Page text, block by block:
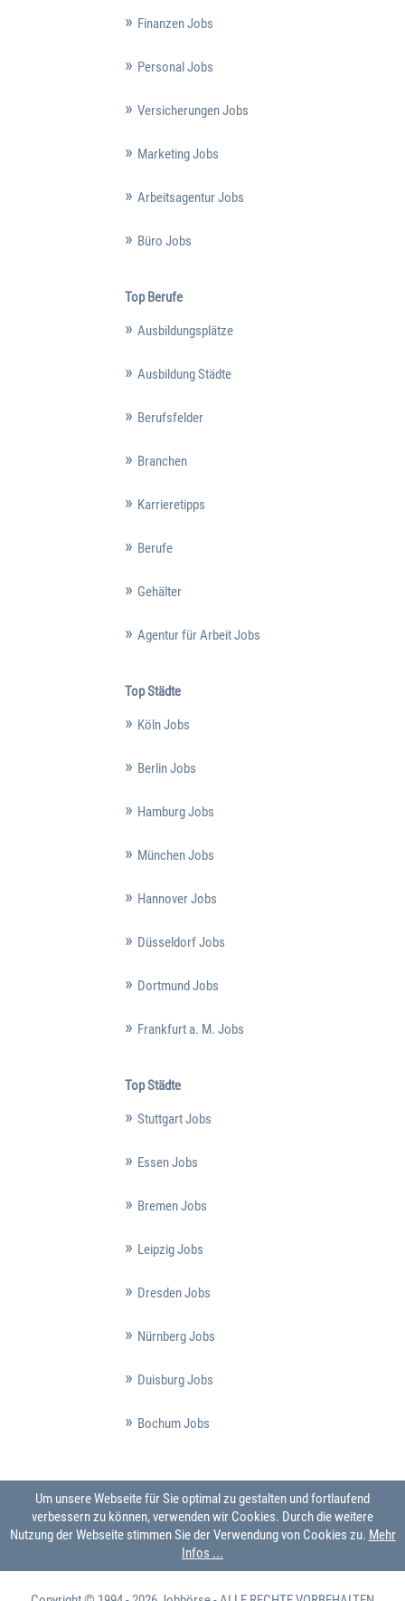
Finanzen Jobs
Personal Jobs
Versicherungen Jobs
Marketing Jobs
Arbeitsagentur Jobs
Büro Jobs
Top Berufe
Ausbildungsplätze
Ausbildung Städte
Berufsfelder
Branchen
Karrieretipps
Berufe
Gehälter
Agentur für Arbeit Jobs
Top Städte
Köln Jobs
Berlin Jobs
Hamburg Jobs
München Jobs
Hannover Jobs
Düsseldorf Jobs
Dortmund Jobs
Frankfurt a. M. Jobs
Top Städte
Stuttgart Jobs
Essen Jobs
Bremen Jobs
Leipzig Jobs
Dresden Jobs
Nürnberg Jobs
Duisburg Jobs
Bochum Jobs
Um unsere Webseite für Sie optimal zu gestalten und fortlaufend
verbessern zu können, verwenden wir Cookies. Durch die weitere
Nutzung der Webseite stimmen Sie der Verwendung von Cookies zu. Mehr
Infos ...